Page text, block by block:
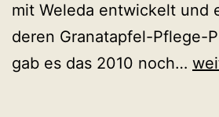
mit Weleda entwickelt und
deren Granatapfel-Pflege-
gab es das 2010 noch…